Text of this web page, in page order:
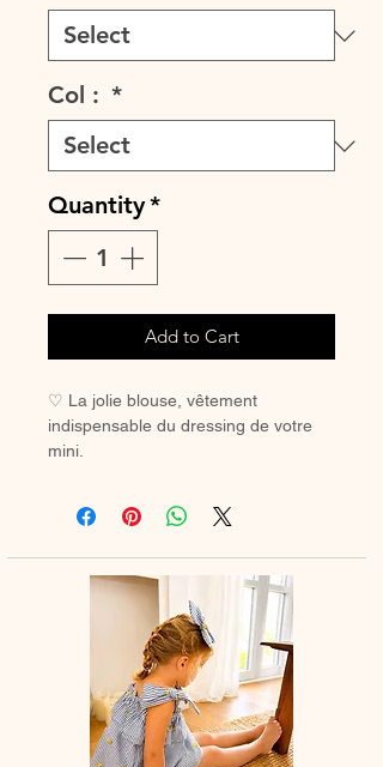
Col : *
Quantity*
Add to Cart
♡ La jolie blouse, vêtement
indispensable du dressing de votre
mini.
look tout en douceur.
♡Blouse à manches courtes et col
♡ Le délai de fabrication est de 15 à
28 jours ouvrés selon les commandes
en cours.
♡ Lavage à la main ou en machine